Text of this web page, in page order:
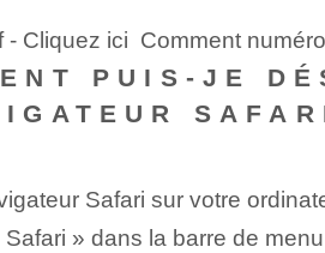
- Cliquez ici Comment
PUIS-JE
Safari sur votre
» dans la barre de